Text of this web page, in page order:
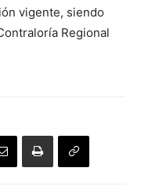
vigente, siendo
Regional